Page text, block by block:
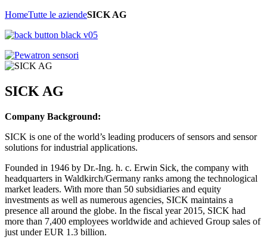
HomeTutte le aziendeSICK AG
SICK AG
Company Background:
SICK is one of the world’s leading producers of sensors and sensor
solutions for industrial applications.
Founded in 1946 by Dr.-Ing. h. c. Erwin Sick, the company with
headquarters in Waldkirch/Germany ranks among the technological
market leaders. With more than 50 subsidiaries and equity
investments as well as numerous agencies, SICK maintains a
presence all around the globe. In the fiscal year 2015, SICK had
more than 7,400 employees worldwide and achieved Group sales of
just under EUR 1.3 billion.